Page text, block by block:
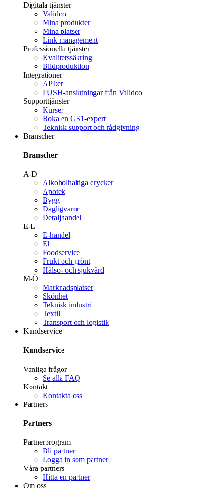
Digitala tjänster
Validoo
Mina produkter
Mina platser
Link management
Professionella tjänster
Kvalitetssäkring
Bildproduktion
Integrationer
API:er
PUSH-anslutningar från Validoo
Supporttjänster
Kurser
Boka en GS1-expert
Teknisk support och rådgivning
Branscher
Branscher
A-D
Alkoholhaltiga drycker
Apotek
Bygg
Dagligvaror
Detaljhandel
E-L
E-handel
El
Foodservice
Frukt och grönt
Hälso- och sjukvård
M-Ö
Marknadsplatser
Skönhet
Teknisk industri
Textil
Transport och logistik
Kundservice
Kundservice
Vanliga frågor
Se alla FAQ
Kontakt
Kontakta oss
Partners
Partners
Partnerprogram
Bli partner
Logga in som partner
Våra partners
Hitta en partner
Om oss